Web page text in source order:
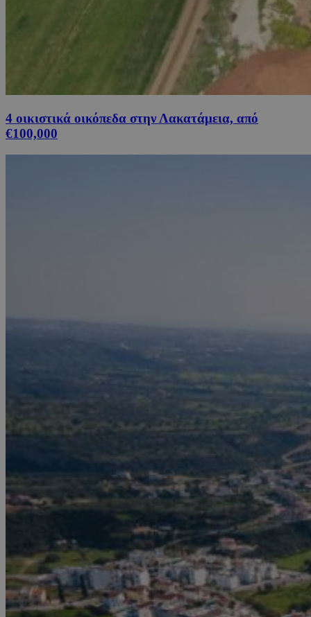
4 οικιστικά οικόπεδα στην Λακατάμεια, από
€100,000